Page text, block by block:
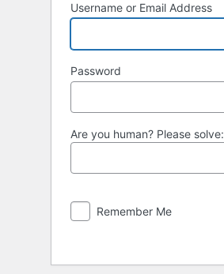
Username or Email Address
Password
Are you human? Please solve:
Remember Me